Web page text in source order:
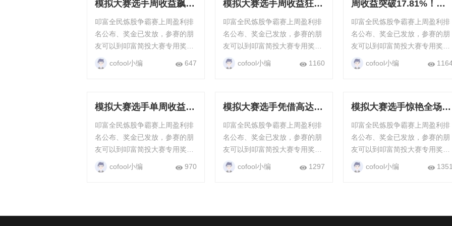
模拟大赛选手周收益飙升
23.57%，交易技艺超
群！
叩富全民炼股争霸赛上周盈利排
名公布、奖金已发放，参赛的朋
友可以到叩富简投大赛专用奖金
钱包查看，只要满20元就能直接
提现，每周每月都有现金奖励。
cofool小编 647
模拟大赛选手周收益狂飙
25.16%，展现非凡操盘
水平！
叩富全民炼股争霸赛上周盈利排
名公布、奖金已发放，参赛的朋
友可以到叩富简投大赛专用奖金
钱包查看，只要满20元就能直接
提现，每周每月都有现金奖励。
cofool小编 1160
周收益突破17.81%！模
拟大赛选手展现惊人爆发
力
叩富全民炼股争霸赛上周盈利排
名公布、奖金已发放，参赛的朋
友可以到叩富简投大赛专用奖金
钱包查看，只要满20元就能直接
提现，每周每月都有现金奖励。
cofool小编
模拟大赛选手单周收益
38.23%，一骑绝尘
叩富全民炼股争霸赛上周盈利排
名公布、奖金已发放，参赛的朋
友可以到叩富简投大赛专用奖金
钱包查看，只要满20元就能直接
提现，每周每月都有现金奖励。
cofool小编 970
模拟大赛选手凭借高达
27.82%的单周收益率强
势登顶
叩富全民炼股争霸赛上周盈利排
名公布、奖金已发放，参赛的朋
友可以到叩富简投大赛专用奖金
钱包查看，只要满20元就能直接
提现，每周每月都有现金奖励。
cofool小编 1297
模拟大赛选手惊艳全场：
单周收益率高达
43.18%，强势登顶冠军
宝座
叩富全民炼股争霸赛上周盈利排
名公布、奖金已发放，参赛的朋
友可以到叩富简投大赛专用奖金
钱包查看，只要满20元就能直接
提现，每周每月都有现金奖励。
cofool小编